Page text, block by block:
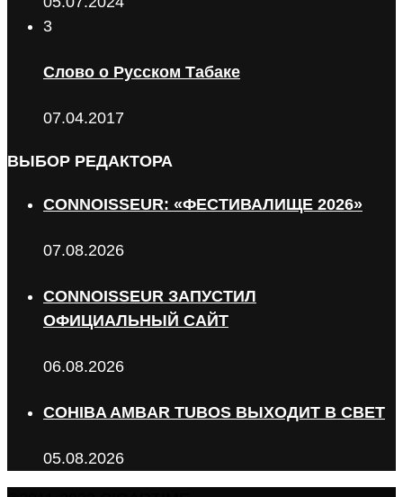
3
Слово о Русском Табаке
07.04.2017
ВЫБОР РЕДАКТОРА
CONNOISSEUR: «ФЕСТИВАЛИЩЕ 2026»
07.08.2026
CONNOISSEUR ЗАПУСТИЛ
ОФИЦИАЛЬНЫЙ САЙТ
06.08.2026
COHIBA AMBAR TUBOS ВЫХОДИТ В СВЕТ
05.08.2026